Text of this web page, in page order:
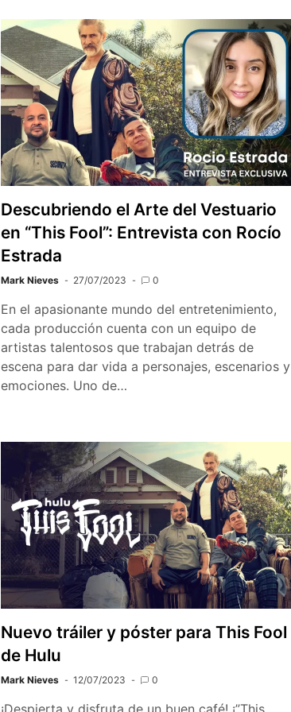
Descubriendo el Arte del Vestuario
en “This Fool”: Entrevista con Rocío
Estrada
Mark Nieves 27/07/2023 0
En el apasionante mundo del entretenimiento,
cada producción cuenta con un equipo de
artistas talentosos que trabajan detrás de
escena para dar vida a personajes, escenarios y
emociones. Uno de…
Nuevo tráiler y póster para This Fool
de Hulu
Mark Nieves 12/07/2023 0